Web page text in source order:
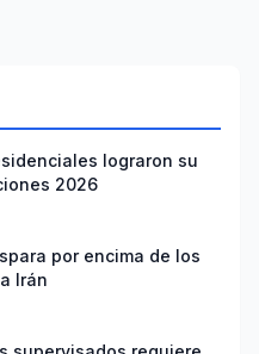
lograron su
2026
por encima de los
Irán